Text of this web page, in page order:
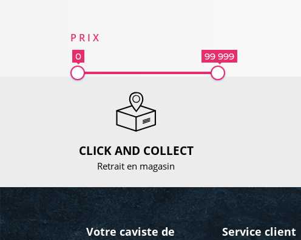
PRIX
0 99 999
CLICK AND COLLECT
Retrait en magasin
Votre caviste de
Service client